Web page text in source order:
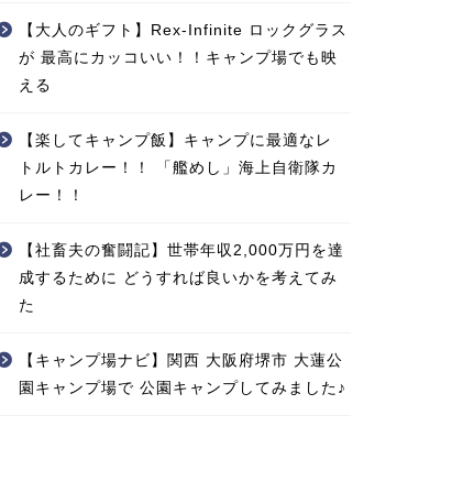
【大人のギフト】Rex-Infinite ロックグラス
が 最高にカッコいい！！キャンプ場でも映
える
【楽してキャンプ飯】キャンプに最適なレ
トルトカレー！！ 「艦めし」海上自衛隊カ
レー！！
【社畜夫の奮闘記】世帯年収2,000万円を達
成するために どうすれば良いかを考えてみ
た
【キャンプ場ナビ】関西 大阪府堺市 大蓮公
園キャンプ場で 公園キャンプしてみました♪